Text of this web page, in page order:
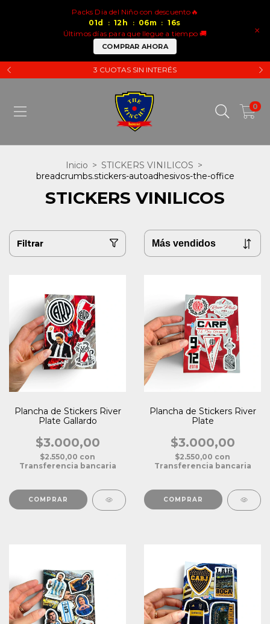
×
Packs Dia del Niño con descuento🔥
01d : 12 h : 06m : 15s
Últimos días para que llegue a tiempo 🚚
COMPRAR AHORA
3 CUOTAS SIN INTERÉS
0
Inicio > STICKERS VINILICOS >
breadcrumbs.stickers-autoadhesivos-the-office
STICKERS VINILICOS
Filtrar
Plancha de Stickers River
Plate Gallardo
$3.000,00
$2.550,00 con
Transferencia bancaria
Plancha de Stickers River
Plate
$3.000,00
$2.550,00 con
Transferencia bancaria